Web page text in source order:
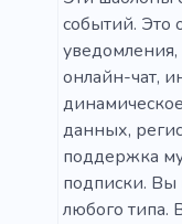
событий. Это
онлайн-чат,
данных,
поддержка
подписки. Вы
любого типа.